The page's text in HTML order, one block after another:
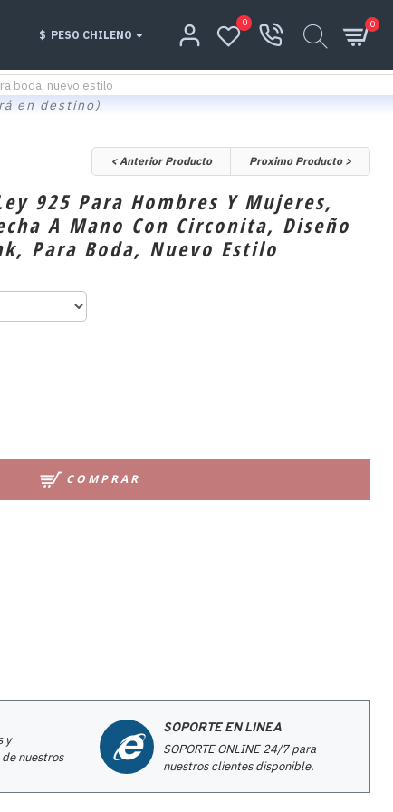
$ PESO CHILENO
0 0
boda, nuevo estilo
en destino)
< Anterior Producto Proximo Producto >
925 Para Hombres Y Mujeres,
A Mano Con Circonita, Diseño
Para Boda, Nuevo Estilo
COMPRAR
y
nuestros
SOPORTE EN LINEA
SOPORTE ONLINE 24/7 para
nuestros clientes disponible.